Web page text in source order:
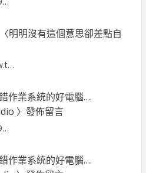
明明沒有這個意思卻差點自
作業系統的好電腦….
〉發佈留言
作業系統的好電腦….